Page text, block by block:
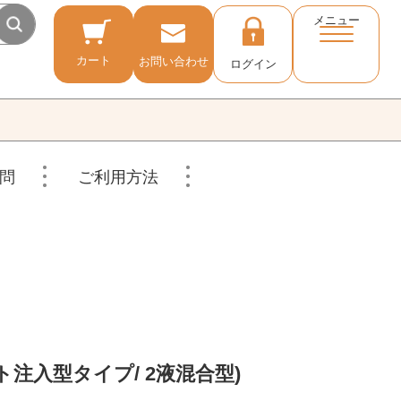
カート お問い合わせ ログイン
メニュー
ご利用方法
注入型タイプ/ 2液混合型)